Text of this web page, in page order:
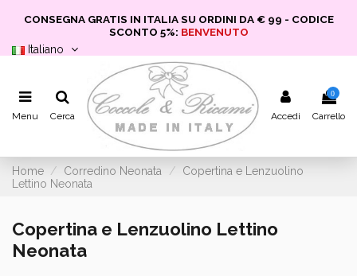
CONSEGNA GRATIS IN ITALIA SU ORDINI DA € 99 - CODICE
SCONTO 5%: BENVENUTO
Italiano
Menu Cerca Accedi
0
Carrello
Home Corredino Neonata
Copertina e Lenzuolino
Lettino Neonata
Copertina e Lenzuolino Lettino
Neonata